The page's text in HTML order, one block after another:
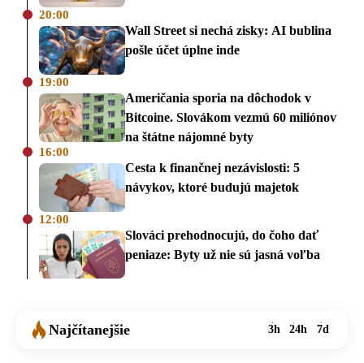
20:00
Wall Street si nechá zisky: AI bublina
pošle účet úplne inde
19:00
Američania sporia na dôchodok v
Bitcoine. Slovákom vezmú 60 miliónov
na štátne nájomné byty
16:00
Cesta k finančnej nezávislosti: 5
návykov, ktoré budujú majetok
12:00
Slováci prehodnocujú, do čoho dať
peniaze: Byty už nie sú jasná voľba
Najčítanejšie 3h 24h 7d